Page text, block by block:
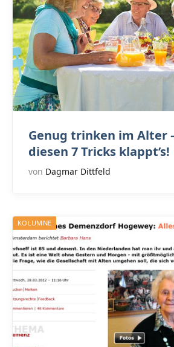
Genug trinken im Alter
diesen 7 Tricks klappt’s!
von Dagmar Dittfeld
KOLUMNE